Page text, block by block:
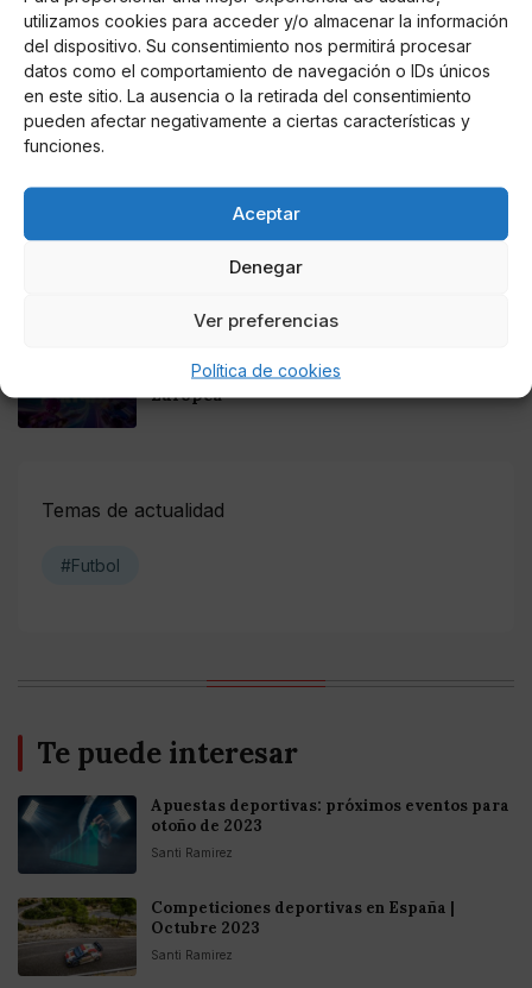
utilizamos cookies para acceder y/o almacenar la información
del dispositivo. Su consentimiento nos permitirá procesar
datos como el comportamiento de navegación o IDs únicos
en este sitio. La ausencia o la retirada del consentimiento
pueden afectar negativamente a ciertas características y
funciones.
Aceptar
Denegar
Ver preferencias
Política de cookies
Online Casino
Mejores Cripto Casinos Online en
Colombia 2025: Bitcoin Casinos
Mejores casinos online con
Fortnite regresa para iOS en la Unión
Europea
Temas de actualidad
#Futbol
Te puede interesar
Apuestas deportivas: próximos eventos para
otoño de 2023
Santi Ramirez
Competiciones deportivas en España |
Octubre 2023
Santi Ramirez